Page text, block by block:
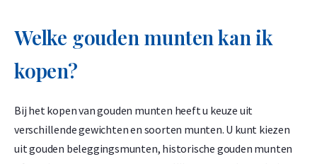
Welke gouden munten kan ik
kopen?
Bij het kopen van gouden munten heeft u keuze uit
verschillende gewichten en soorten munten. U kunt kiezen
uit gouden beleggingsmunten, historische gouden munten